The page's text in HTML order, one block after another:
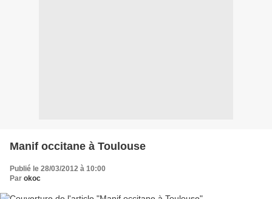
Manif occitane à Toulouse
Publié le 28/03/2012 à 10:00
Par okoc